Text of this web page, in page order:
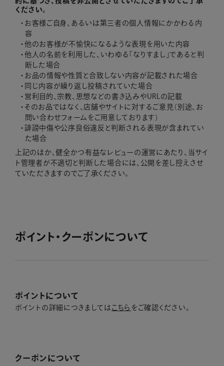
ください。
お客様ご自身、あるいは第三者の個人情報にかかわる内
容
他のお客様が不愉快になるような表現を用いた内容
他人の名前を利用した、いわゆる「なりすまし」であると判
断した場合
お品の情報や性質と合致しない内容が記載された場合
同じ内容が繰り返し投稿されていた場合
営利目的、宗教、思想などの書き込みやURLの記載
そのお品ではなく、店舗やサイトに対するご意見（別途、お
問い合わせフォームをご用意しております）
誹謗中傷や公序良俗違反と判断される表現が含まれてい
た場合
上記のほか、健全かつ有益なレビューの運営にあたり、当サイ
ト管理者が不適切と判断した場合には、公開を差し控えさせ
ていただきますのでご了承ください。
ポイント・クーポンについて
ポイントについて
ポイントの詳細につきましては こちら をご確認ください。
クーポンについて